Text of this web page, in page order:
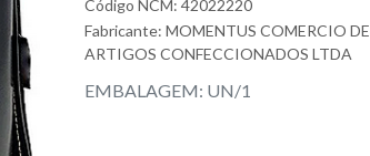
Código NCM: 42022220
Fabricante: MOMENTUS COMERCIO DE
ARTIGOS CONFECCIONADOS LTDA
EMBALAGEM: UN/1